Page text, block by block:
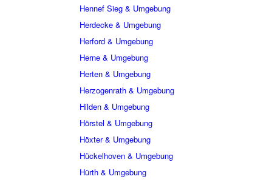
Hennef Sieg & Umgebung
Herdecke & Umgebung
Herford & Umgebung
Herne & Umgebung
Herten & Umgebung
Herzogenrath & Umgebung
Hilden & Umgebung
Hörstel & Umgebung
Höxter & Umgebung
Hückelhoven & Umgebung
Hürth & Umgebung